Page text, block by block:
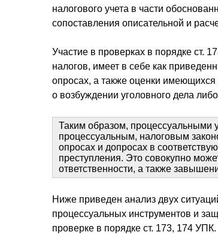
налогового учета в части
сопоставления описательной и
Участие в проверках в порядке ст.
налогов, имеет в себе как
опросах, а также оценки имеющихся
о возбуждении уголовного дела
Таким образом, процессуальными
процессуальным, налоговым
опросах и допросах в
преступления. Это совокупно
ответственности, а также
Ниже приведен анализ двух
процессуальных инструментов и
проверке в порядке ст. 173, 174 УПК.